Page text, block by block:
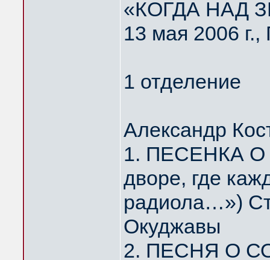
«КОГДА НАД
13 мая 2006 г.,
1 отделение
Александр
1. ПЕСЕНКА
дворе, где
радиола…»)
Окуджавы
2. ПЕСНЯ О